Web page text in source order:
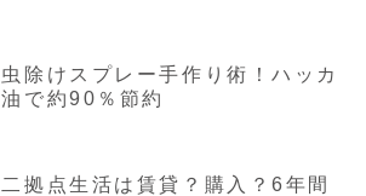
虫除けスプレー手作り術！ハッカ
油で約90％節約
二拠点生活は賃貸？購入？6年間